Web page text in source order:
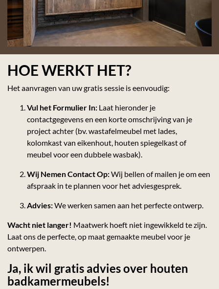
HOE WERKT HET?
Het aanvragen van uw gratis sessie is eenvoudig:
Vul het Formulier In: Laat hieronder je
contactgegevens en een korte omschrijving van je
project achter (bv. wastafelmeubel met lades,
kolomkast van eikenhout, houten spiegelkast of
meubel voor een dubbele wasbak).
Wij Nemen Contact Op:Wij bellen of mailen je om een
afspraak in te plannen voor het adviesgesprek.
Advies:We werken samen aan het perfecte ontwerp.
Wacht niet langer! Maatwerk hoeft niet ingewikkeld te zijn.
Laat ons de perfecte, op maat gemaakte meubel voor je
ontwerpen.
Ja, ik wil gratis advies over houten
badkamermeubels!